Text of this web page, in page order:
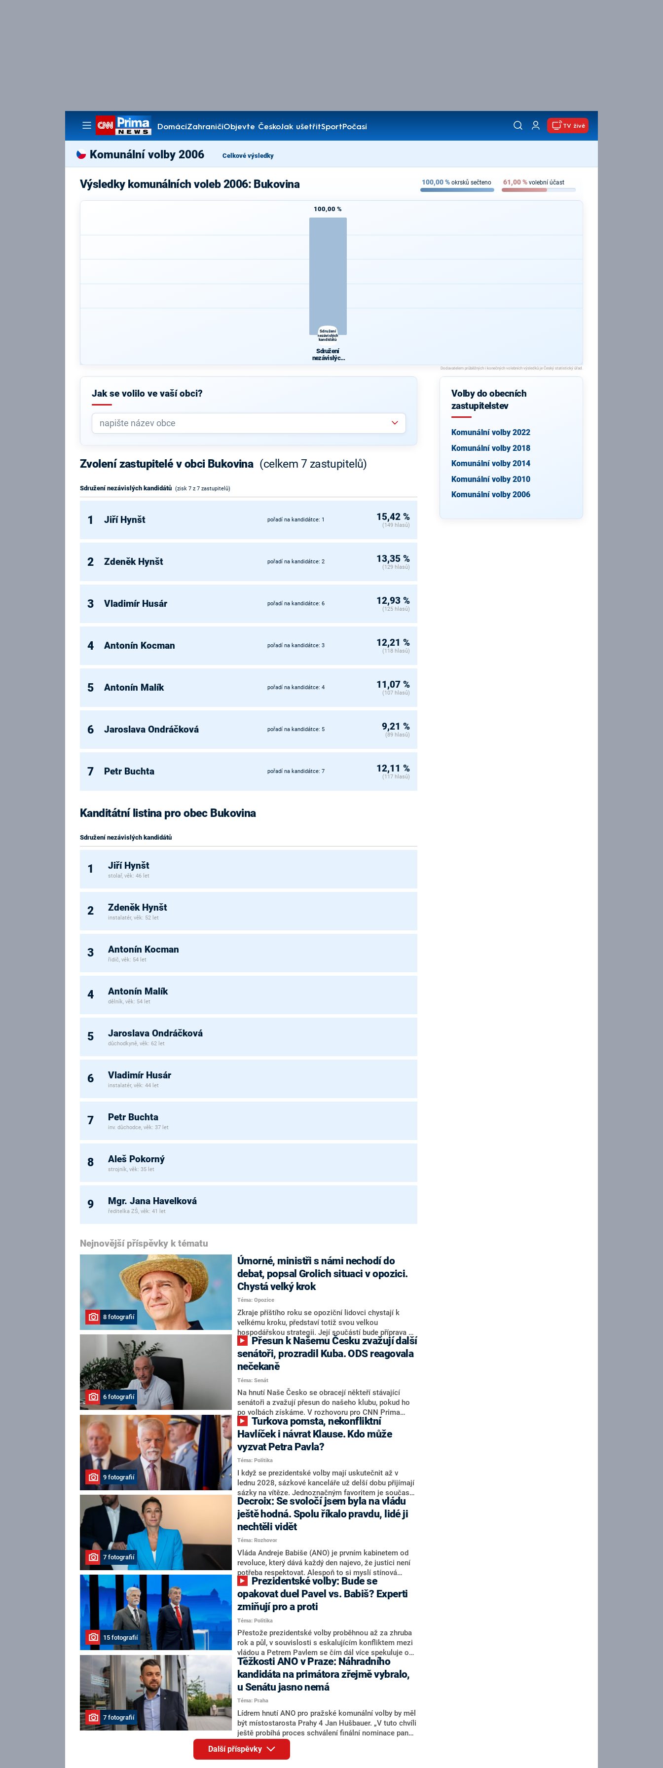
DomácíZahraničíObjevte ČeskoJak ušetřitSportPočasí
Pořady
TV živě
Komunální volby 2006 Celkové výsledky
Výsledky komunálních voleb 2006: Bukovina 100,00% okrsků sečteno 61,00% volební účast
100,00 %
Sdružení
nezávislých
kandidátů
Sdružení
nezávislých
Jak se volilo ve vaší obci?
Zvolení zastupitelé v obci Bukovina (celkem 7 zastupitelů)
Sdružení nezávislých kandidátů (zisk 7 z 7 zastupitelů)
1 Jiří Hynšt pořadí na kandidátce: 1 15,42 %
(149 hlasů)
2 Zdeněk Hynšt pořadí na kandidátce: 2 13,35 %
(129 hlasů)
3 Vladimír Husár pořadí na kandidátce: 6 12,93 %
(125 hlasů)
4 Antonín Kocman pořadí na kandidátce: 3 12,21 %
(118 hlasů)
5 Antonín Malík pořadí na kandidátce: 4 11,07 %
(107 hlasů)
6 Jaroslava Ondráčková pořadí na kandidátce: 5 9,21 %
(89 hlasů)
7 Petr Buchta pořadí na kandidátce: 7 12,11 %
(117 hlasů)
Kanditátní listina pro obec Bukovina
Sdružení nezávislých kandidátů
1 Jiří Hynšt
stolař, věk: 46 let
2 Zdeněk Hynšt
instalatér, věk: 52 let
3 Antonín Kocman
řidič, věk: 54 let
4 Antonín Malík
dělník, věk: 54 let
5 Jaroslava Ondráčková
důchodkyně, věk: 62 let
6 Vladimír Husár
instalatér, věk: 44 let
7 Petr Buchta
inv. důchodce, věk: 37 let
8 Aleš Pokorný
strojník, věk: 35 let
9 Mgr. Jana Havelková
ředitelka ZŠ, věk: 41 let
Nejnovější příspěvky k tématu
8 fotografií
Úmorné, ministři s námi nechodí do
debat, popsal Grolich situaci v opozici.
Chystá velký krok
Téma: Opozice
Zkraje příštího roku se opoziční lidovci chystají k
velkému kroku, představí totiž svou velkou
hospodářskou strategii. Její součástí bude příprava na
stárnutí populace, řekl ve středu na setkání s novináři
nový předseda lidovců Jan Grolich. Ten zároveň v
senátních volbách kandiduje ve Vyškově. Popsal i
aktivitu opozice, o níž vládní strany nebo političtí
komentátoři mluví jako o slabé a v defenzivě. „Je to
úmorná práce upozorňovat na chyby vlády. Ministři s
námi navíc nechodí do debat. Chceme ale ukazovat
svoje témata,“ odpověděl Grolich na dotaz CNN Prima
NEWS.
6 fotografií
senátoři, prozradil Kuba. ODS reagovala
nečekaně
Téma: Senát
Na hnutí Naše Česko se obracejí někteří stávající
senátoři a zvažují přesun do našeho klubu, pokud ho
po volbách získáme. V rozhovoru pro CNN Prima
NEWS to řekl zakladatel hnutí a jihočeský hejtman
Martin Kuba. Konkrétní nebyl, ale získat by takto mohl
například senátora Zdeňka Hrabu, který je dnes
součástí klubu ODS a TOP 09. Hraba to na dotaz
redakce nevyloučil. Předseda klubu senátorů ODS
Zdeněk Nytra redakci řekl, že počítá s odchodem
některých senátorů z klubu a že Naše Česko není
nepřítel, ale soupeř.
9 fotografií
Havlíček i návrat Klause. Kdo může
vyzvat Petra Pavla?
Téma: Politika
I když se prezidentské volby mají uskutečnit až v
lednu 2028, sázkové kanceláře už delší dobu přijímají
sázky na vítěze. Jednoznačným favoritem je současná
hlava státu Petr Pavel. Daleko za ním pak bookmakeři
zmiňují dva výrazné politiky ANO, tedy premiéra
Andreje Babiše a ministra průmyslu Karla Havlíčka.
Oblíbeným tipem samotných sázkařů je poslanec za
Motoristy Filip Turek. Politolog Jan Kubáček nicméně
o případné kandidatuře kohokoliv ze zmíněné trojice
značně pochybuje. Podle něj současná koalice dosud
nemá osobu, která by Pavlovi mohla konkurovat.
7 fotografií
Decroix: Se svoločí jsem byla na vládu
ještě hodná. Spolu říkalo pravdu, lidé ji
nechtěli vidět
Téma: Rozhovor
Vláda Andreje Babiše (ANO) je prvním kabinetem od
revoluce, který dává každý den najevo, že justici není
potřeba respektovat. Alespoň to si myslí stínová
ministryně spravedlnosti ODS Eva Decroix. V
rozhovoru pro CNN Prima NEWS si nebrala servítky
ohledně politického výkonu svého nástupce Jeronýma
Tejce (za ANO) či vládní zmocněnkyně pro lidská
práva Taťány Malé (ANO). Označením „svoloč“ na
adresu vlády prý byla ještě hodná. Decroix se také
vrátila k volební porážce koalice Spolu či promluvila o
hnutí Naše Česko Martina Kuby.
15 fotografií
opakovat duel Pavel vs. Babiš? Experti
zmiňují pro a proti
Téma: Politika
Přestože prezidentské volby proběhnou až za zhruba
rok a půl, v souvislosti s eskalujícím konfliktem mezi
vládou a Petrem Pavlem se čím dál více spekuluje o
tom, koho by do bitvy o Hrad mohla vyslat současná
koalice. Někteří političtí komentátoři znovu vytahují
jméno premiéra Andreje Babiše (ANO). Jak moc je
pravděpodobné, že se v prezidentských volbách 2028
bude znovu opakovat souboj z roku 2023?
7 fotografií
Těžkosti ANO v Praze: Náhradního
kandidáta na primátora zřejmě vybralo,
u Senátu jasno nemá
Téma: Praha
Lídrem hnutí ANO pro pražské komunální volby by měl
být místostarosta Prahy 4 Jan Hušbauer. „V tuto chvíli
ještě probíhá proces schválení finální nominace pana
Jana Hušbauera Výborem hnutí ANO,“ uvedl pro
redakci místopředseda pražského ANO Martin
Benkovič. O Hušbauerovi se spekulovalo jako o
Další příspěvky
Volby do obecních
zastupitelstev
Komunální volby 2022
Komunální volby 2018
Komunální volby 2014
Komunální volby 2010
Komunální volby 2006